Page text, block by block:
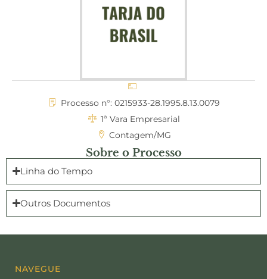
Processo n°: 0215933-28.1995.8.13.0079
1ª Vara Empresarial
Contagem/MG
Sobre o Processo
Linha do Tempo
Outros Documentos
NAVEGUE